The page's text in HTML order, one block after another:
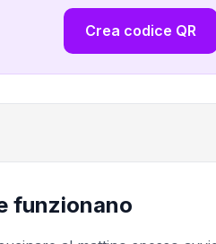
Crea codice QR
funzionano